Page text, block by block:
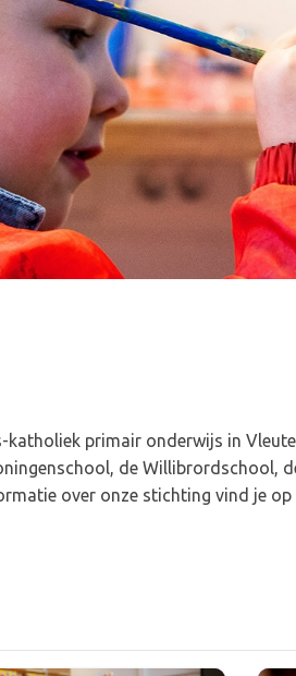
primair onderwijs in
de Willibrordschool,
over onze stichting vind je op